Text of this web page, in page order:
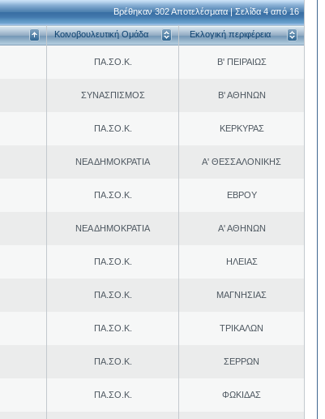
Βρέθηκαν 302 Αποτελέσματα | Σελίδα 4 από 16
Κοινοβουλευτική Ομάδα Εκλογική περιφέρεια
ΠΑ.ΣΟ.Κ. Β' ΠΕΙΡΑΙΩΣ
ΣΥΝΑΣΠΙΣΜΟΣ Β' ΑΘΗΝΩΝ
ΠΑ.ΣΟ.Κ. ΚΕΡΚΥΡΑΣ
ΝΕΑ ΔΗΜΟΚΡΑΤΙΑ Α' ΘΕΣΣΑΛΟΝΙΚΗΣ
ΠΑ.ΣΟ.Κ. ΕΒΡΟΥ
ΝΕΑ ΔΗΜΟΚΡΑΤΙΑ Α' ΑΘΗΝΩΝ
ΠΑ.ΣΟ.Κ. ΗΛΕΙΑΣ
ΠΑ.ΣΟ.Κ. ΜΑΓΝΗΣΙΑΣ
ΠΑ.ΣΟ.Κ. ΤΡΙΚΑΛΩΝ
ΠΑ.ΣΟ.Κ. ΣΕΡΡΩΝ
ΠΑ.ΣΟ.Κ. ΦΩΚΙΔΑΣ